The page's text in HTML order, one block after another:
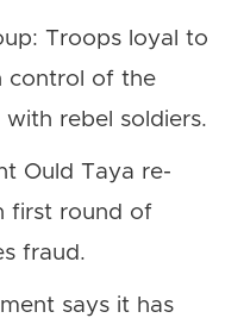
Troops loyal to
control of the
rebel soldiers.
Ould Taya re-
first round of
fraud.
says it has